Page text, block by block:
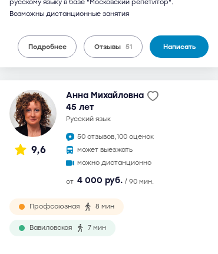
русскому языку в базе "Московский репетитор".
Возможны дистанционные занятия
Подробнее Отзывы 51 Написать
9,6
Анна Михайловна
45 лет
русский язык
50 отзывов,100 оценок
может выезжать
можно дистанционно
от 4 000 руб. / 90 мин.
Профсоюзная 8 мин
Вавиловская 7 мин